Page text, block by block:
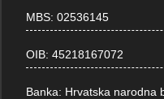
MBS: 02536145
OIB: 45218167072
Banka: Hrvatska narodna